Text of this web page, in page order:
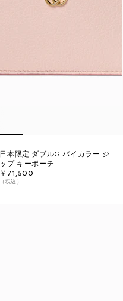
日本限定 ダブルG バイカラー ジ
ップ キーポーチ
￥71,500
（税込）